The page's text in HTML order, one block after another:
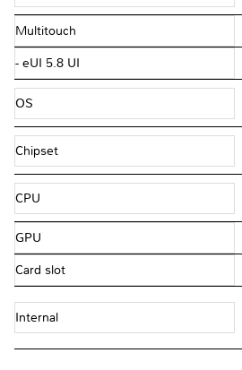
Multitouch
- eUI 5.8 UI
OS
Chipset
CPU
GPU
Card slot
Internal